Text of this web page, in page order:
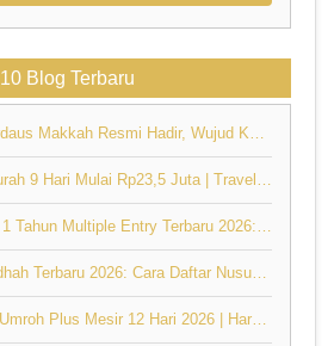
10 Blog Terbaru
Hotel Jannah Firdaus Makkah Resmi Hadir, Wujud Komitmen Travel Umroh Pertama di Indonesia dan Dunia yang Memiliki Hotel Sendiri
Paket Umroh Murah 9 Hari Mulai Rp23,5 Juta | Travel Umroh Resmi Jannah Firdaus
Visa Arab Saudi 1 Tahun Multiple Entry Terbaru 2026: Syarat, Harga & Cara Pengajuan
Izin Masuk Raudhah Terbaru 2026: Cara Daftar Nusuk, Syarat & Booking Lengkap
Paket Al Husna Umroh Plus Mesir 12 Hari 2026 | Harga & Jadwal